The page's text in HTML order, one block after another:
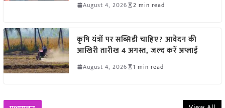
August 4, 2026 2 min read
कृषि यंत्रों पर सब्सिडी चाहिए? आवेदन की
आखिरी तारीख 4 अगस्त, जल्द करें अप्लाई
August 4, 2026 1 min read